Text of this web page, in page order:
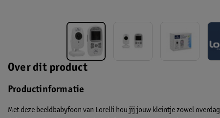
Over dit product
Productinformatie
Met deze beeldbabyfoon van Lorelli hou jij jouw kleintje zowel